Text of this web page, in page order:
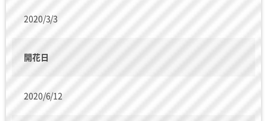
2020/3/3
開花日
2020/6/12